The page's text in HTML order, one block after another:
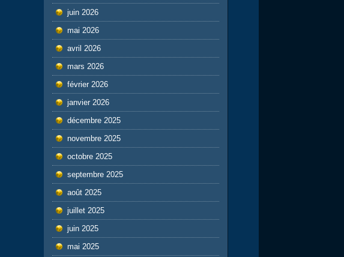
juin 2026
mai 2026
avril 2026
mars 2026
février 2026
janvier 2026
décembre 2025
novembre 2025
octobre 2025
septembre 2025
août 2025
juillet 2025
juin 2025
mai 2025